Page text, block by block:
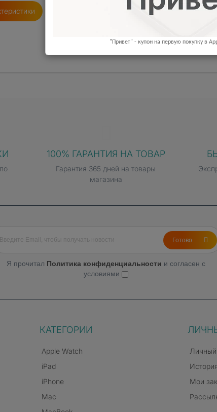
100% ГАРАНТИЯ НА ТОВАР
Гарантия 365 дней на товары
магазина
Я прочитал Политика конфиденциальности и согласен с
условиями
Готово
КАТЕГОРИИ
Apple Watch
iPad
iPhone
Mac
Личный
Мои
"Привет" - купон на первую покупку в